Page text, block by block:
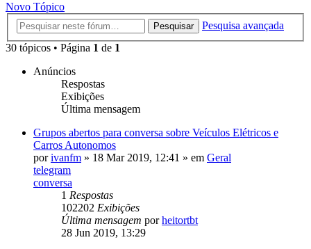
Novo Tópico
Pesquisar
Pesquisa avançada
30 tópicos • Página 1 de 1
Anúncios
Respostas
Exibições
Última mensagem
Grupos abertos para conversa sobre Veículos Elétricos e
Carros Autonomos
porivanfm » 18 Mar 2019, 12:41 » em Geral
telegram
conversa
1 Respostas
102202 Exibições
Última mensagem porheitortbt
28 Jun 2019, 13:29